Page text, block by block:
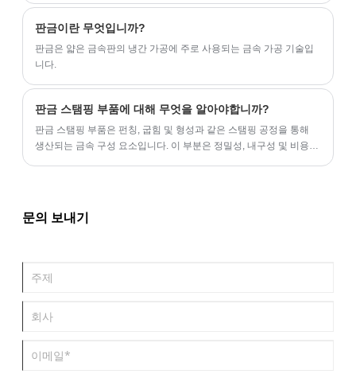
판금이란 무엇입니까?
‌판금은 얇은 금속판의 냉간 가공에 주로 사용되는 금속 가공 기술입
니다.
판금 스탬핑 부품에 대해 무엇을 알아야합니까?
판금 스탬핑 부품은 펀칭, 굽힘 및 형성과 같은 스탬핑 공정을 통해
생산되는 금속 구성 요소입니다. 이 부분은 정밀성, 내구성 및 비용
문의 보내기